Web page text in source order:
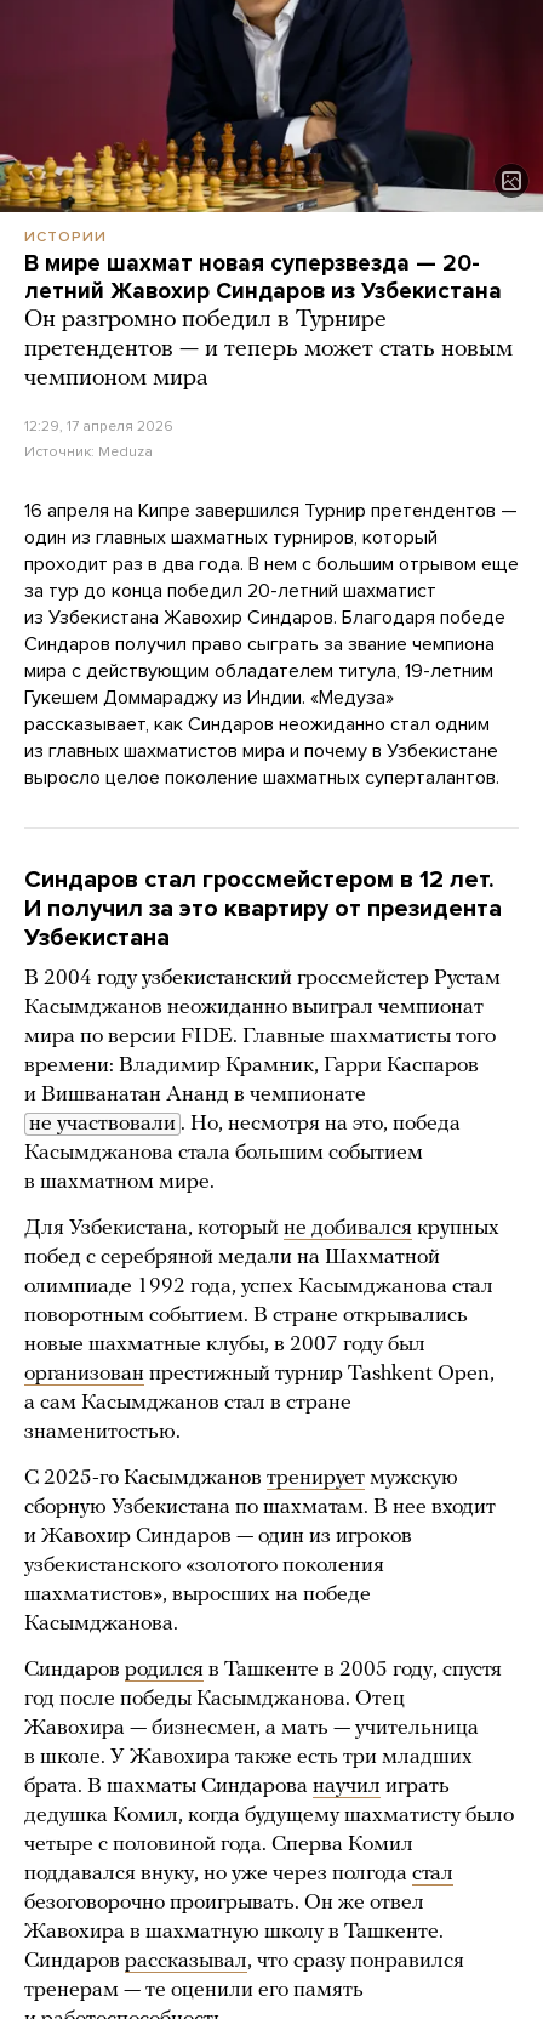
ИСТОРИИ
В мире шахмат новая суперзвезда — 20-
летний Жавохир Синдаров из Узбекистана
Он разгромно победил в Турнире
претендентов — и теперь может стать новым
чемпионом мира
12:29, 17 апреля 2026
Источник: Meduza
16 апреля на Кипре завершился Турнир претендентов —
один из главных шахматных турниров, который
проходит раз в два года. В нем с большим отрывом еще
за тур до конца победил 20-летний шахматист
из Узбекистана Жавохир Синдаров. Благодаря победе
Синдаров получил право сыграть за звание чемпиона
мира с действующим обладателем титула, 19-летним
Гукешем Доммараджу из Индии. «Медуза»
рассказывает, как Синдаров неожиданно стал одним
из главных шахматистов мира и почему в Узбекистане
выросло целое поколение шахматных суперталантов.
Синдаров стал гроссмейстером в 12 лет.
И получил за это квартиру от президента
Узбекистана
В 2004 году узбекистанский гроссмейстер Рустам
Касымджанов неожиданно выиграл чемпионат
мира по версии FIDE. Главные шахматисты того
времени: Владимир Крамник, Гарри Каспаров
и Вишванатан Ананд в чемпионате
не участвовали . Но, несмотря на это, победа
Касымджанова стала большим событием
в шахматном мире.
Для Узбекистана, который не добивался крупных
побед с серебряной медали на Шахматной
олимпиаде 1992 года, успех Касымджанова стал
поворотным событием. В стране открывались
новые шахматные клубы, в 2007 году был
организован престижный турнир Tashkent Open,
а сам Касымджанов стал в стране
знаменитостью.
С 2025-го Касымджанов тренирует мужскую
сборную Узбекистана по шахматам. В нее входит
и Жавохир Синдаров — один из игроков
узбекистанского «золотого поколения
шахматистов», выросших на победе
Касымджанова.
Синдаров родился в Ташкенте в 2005 году, спустя
год после победы Касымджанова. Отец
Жавохира — бизнесмен, а мать — учительница
в школе. У Жавохира также есть три младших
брата. В шахматы Синдарова научил играть
дедушка Комил, когда будущему шахматисту было
четыре с половиной года. Сперва Комил
поддавался внуку, но уже через полгода стал
безоговорочно проигрывать. Он же отвел
Жавохира в шахматную школу в Ташкенте.
Синдаров рассказывал, что сразу понравился
тренерам — те оценили его память